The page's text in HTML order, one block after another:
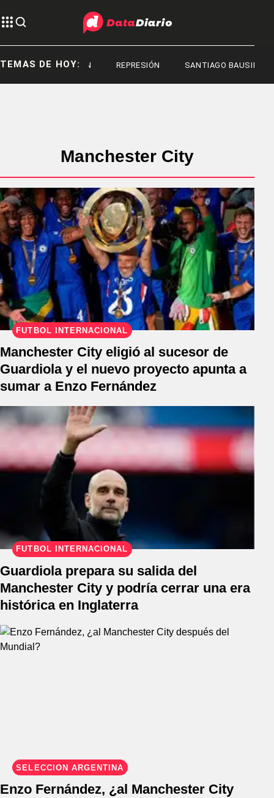
TEMAS DE HOY:
REPRESIÓN REPRESIÓN SANTIAGO BAUSILI
Manchester City
FÚTBOL INTERNACIONAL
Manchester City eligió al sucesor de
Guardiola y el nuevo proyecto apunta a
sumar a Enzo Fernández
FÚTBOL INTERNACIONAL
Guardiola prepara su salida del
Manchester City y podría cerrar una era
histórica en Inglaterra
SELECCIÓN ARGENTINA
Enzo Fernández, ¿al Manchester City